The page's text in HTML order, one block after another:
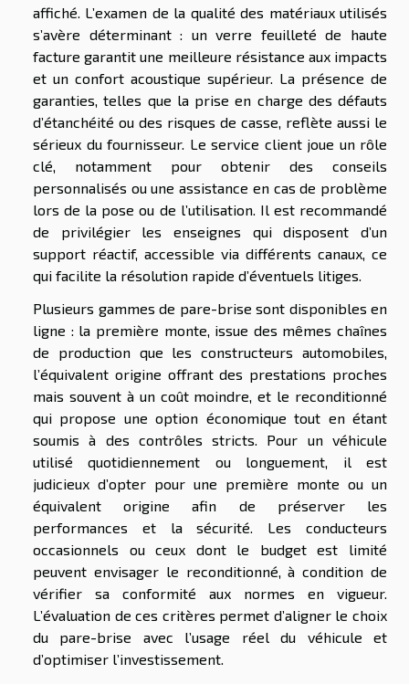
affiché. L’examen de la qualité des matériaux utilisés
s’avère déterminant : un verre feuilleté de haute
facture garantit une meilleure résistance aux impacts
et un confort acoustique supérieur. La présence de
garanties, telles que la prise en charge des défauts
d’étanchéité ou des risques de casse, reflète aussi le
sérieux du fournisseur. Le service client joue un rôle
clé, notamment pour obtenir des conseils
personnalisés ou une assistance en cas de problème
lors de la pose ou de l’utilisation. Il est recommandé
de privilégier les enseignes qui disposent d’un
support réactif, accessible via différents canaux, ce
qui facilite la résolution rapide d’éventuels litiges.
Plusieurs gammes de pare-brise sont disponibles en
ligne : la première monte, issue des mêmes chaînes
de production que les constructeurs automobiles,
l’équivalent origine offrant des prestations proches
mais souvent à un coût moindre, et le reconditionné
qui propose une option économique tout en étant
soumis à des contrôles stricts. Pour un véhicule
utilisé quotidiennement ou longuement, il est
judicieux d’opter pour une première monte ou un
équivalent origine afin de préserver les
performances et la sécurité. Les conducteurs
occasionnels ou ceux dont le budget est limité
peuvent envisager le reconditionné, à condition de
vérifier sa conformité aux normes en vigueur.
L’évaluation de ces critères permet d’aligner le choix
du pare-brise avec l’usage réel du véhicule et
d’optimiser l’investissement.